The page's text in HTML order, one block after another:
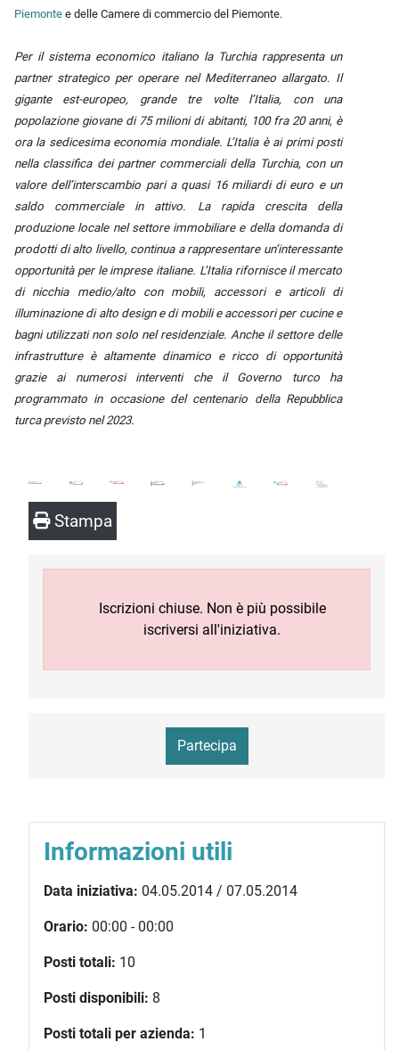
Piemonte e delle Camere di commercio del Piemonte.
Per il sistema economico italiano la Turchia rappresenta un
partner strategico per operare nel Mediterraneo allargato. Il
gigante est-europeo, grande tre volte l’Italia, con una
popolazione giovane di 75 milioni di abitanti, 100 fra 20 anni, è
ora la sedicesima economia mondiale. L’Italia è ai primi posti
nella classifica dei partner commerciali della Turchia, con un
valore dell’interscambio pari a quasi 16 miliardi di euro e un
saldo commerciale in attivo. La rapida crescita della
produzione locale nel settore immobiliare e della domanda di
prodotti di alto livello, continua a rappresentare un’interessante
opportunità per le imprese italiane. L’Italia rifornisce il mercato
di nicchia medio/alto con mobili, accessori e articoli di
illuminazione di alto design e di mobili e accessori per cucine e
bagni utilizzati non solo nel residenziale. Anche il settore delle
infrastrutture è altamente dinamico e ricco di opportunità
grazie ai numerosi interventi che il Governo turco ha
programmato in occasione del centenario della Repubblica
turca previsto nel 2023.
Stampa
Iscrizioni chiuse. Non è più possibile
iscriversi all'iniziativa.
Partecipa
Informazioni utili
Data iniziativa: 04.05.2014 / 07.05.2014
Orario: 00:00 - 00:00
Posti totali: 10
Posti disponibili: 8
Posti totali per azienda: 1